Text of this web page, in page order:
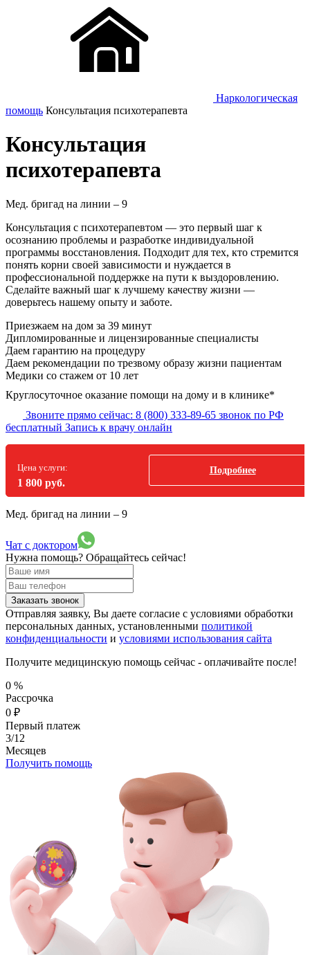
Наркологическая
помощь Консультация психотерапевта
Консультация
психотерапевта
Мед. бригад на линии – 9
Консультация с психотерапевтом — это первый шаг к
осознанию проблемы и разработке индивидуальной
программы восстановления. Подходит для тех, кто стремится
понять корни своей зависимости и нуждается в
профессиональной поддержке на пути к выздоровлению.
Сделайте важный шаг к лучшему качеству жизни —
доверьтесь нашему опыту и заботе.
Приезжаем на дом за 39 минут
Дипломированные и лицензированные специалисты
Даем гарантию на процедуру
Даем рекомендации по трезвому образу жизни пациентам
Медики со стажем от 10 лет
Круглосуточное оказание помощи на дому и в клинике*
Звоните прямо сейчас: 8 (800) 333-89-65 звонок по РФ
бесплатный Запись к врачу онлайн
Цена услуги:
1 800 руб.
Подробнее
Мед. бригад на линии – 9
Чат с доктором
Нужна помощь? Обращайтесь сейчас!
Заказать звонок
Отправляя заявку, Вы даете согласие с условиями обработки
персональных данных, установленными политикой
конфиденциальности и условиями использования сайта
Получите медицинскую помощь сейчас - оплачивайте после!
0 %
Рассрочка
0 ₽
Первый платеж
3/12
Месяцев
Получить помощь